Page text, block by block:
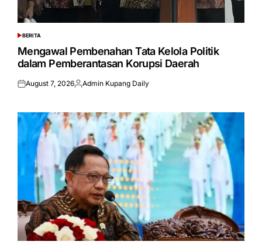
POSTED
IN
BERITA
Mengawal Pembenahan Tata Kelola Politik
dalam Pemberantasan Korupsi Daerah
Posted
August 7, 2026Posted
Admin Kupang Daily